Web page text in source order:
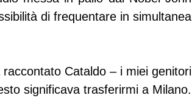
di frequentare in simultanea
Cataldo – i miei genitori
significava trasferirmi a Milano.